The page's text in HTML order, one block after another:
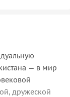
— в мир
дружеской